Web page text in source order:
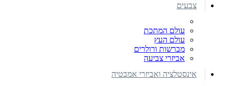
צבעים
עולם המתכת
עולם העץ
מברשות ורולרים
אביזרי צביעה
אינסטלציה ואביזרי אמבטיה